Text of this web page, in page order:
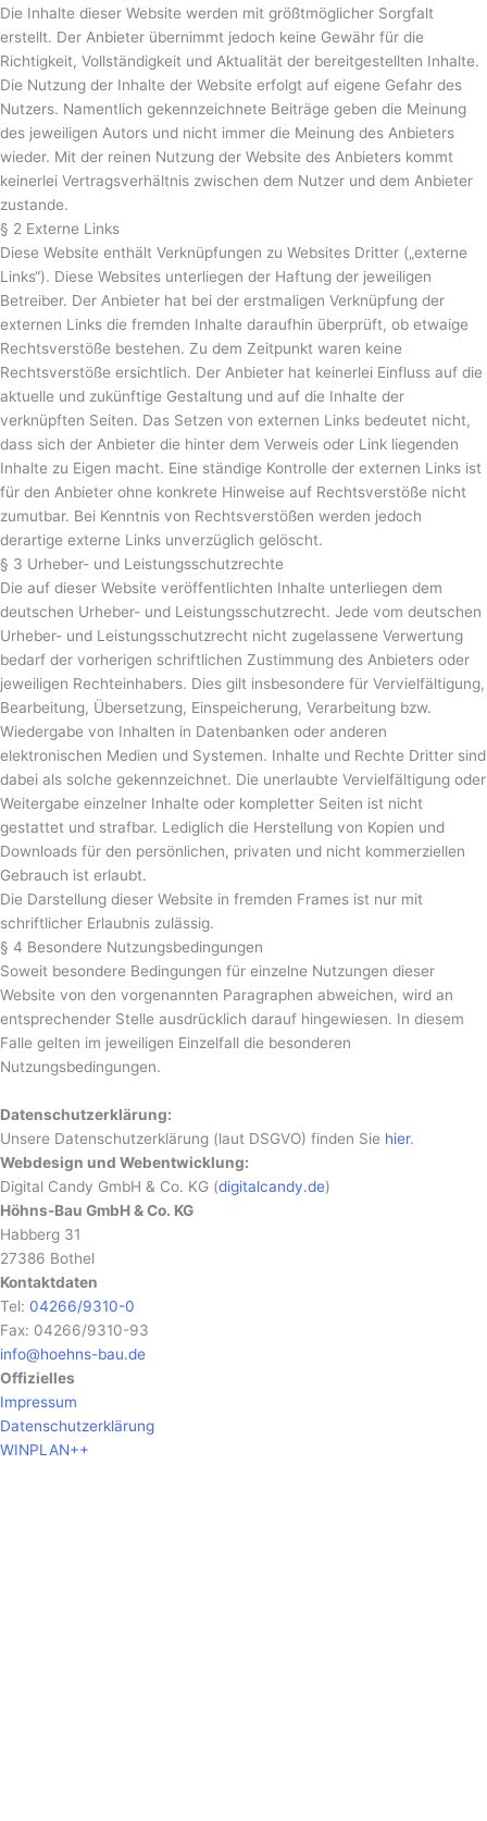
Die Inhalte dieser Website werden mit größtmöglicher Sorgfalt
erstellt. Der Anbieter übernimmt jedoch keine Gewähr für die
Richtigkeit, Vollständigkeit und Aktualität der bereitgestellten Inhalte.
Die Nutzung der Inhalte der Website erfolgt auf eigene Gefahr des
Nutzers. Namentlich gekennzeichnete Beiträge geben die Meinung
des jeweiligen Autors und nicht immer die Meinung des Anbieters
wieder. Mit der reinen Nutzung der Website des Anbieters kommt
keinerlei Vertragsverhältnis zwischen dem Nutzer und dem Anbieter
zustande.
§ 2 Externe Links
Diese Website enthält Verknüpfungen zu Websites Dritter („externe
Links“). Diese Websites unterliegen der Haftung der jeweiligen
Betreiber. Der Anbieter hat bei der erstmaligen Verknüpfung der
externen Links die fremden Inhalte daraufhin überprüft, ob etwaige
Rechtsverstöße bestehen. Zu dem Zeitpunkt waren keine
Rechtsverstöße ersichtlich. Der Anbieter hat keinerlei Einfluss auf die
aktuelle und zukünftige Gestaltung und auf die Inhalte der
verknüpften Seiten. Das Setzen von externen Links bedeutet nicht,
dass sich der Anbieter die hinter dem Verweis oder Link liegenden
Inhalte zu Eigen macht. Eine ständige Kontrolle der externen Links ist
für den Anbieter ohne konkrete Hinweise auf Rechtsverstöße nicht
zumutbar. Bei Kenntnis von Rechtsverstößen werden jedoch
derartige externe Links unverzüglich gelöscht.
§ 3 Urheber- und Leistungsschutzrechte
Die auf dieser Website veröffentlichten Inhalte unterliegen dem
deutschen Urheber- und Leistungsschutzrecht. Jede vom deutschen
Urheber- und Leistungsschutzrecht nicht zugelassene Verwertung
bedarf der vorherigen schriftlichen Zustimmung des Anbieters oder
jeweiligen Rechteinhabers. Dies gilt insbesondere für Vervielfältigung,
Bearbeitung, Übersetzung, Einspeicherung, Verarbeitung bzw.
Wiedergabe von Inhalten in Datenbanken oder anderen
elektronischen Medien und Systemen. Inhalte und Rechte Dritter sind
dabei als solche gekennzeichnet. Die unerlaubte Vervielfältigung oder
Weitergabe einzelner Inhalte oder kompletter Seiten ist nicht
gestattet und strafbar. Lediglich die Herstellung von Kopien und
Downloads für den persönlichen, privaten und nicht kommerziellen
Gebrauch ist erlaubt.
Die Darstellung dieser Website in fremden Frames ist nur mit
schriftlicher Erlaubnis zulässig.
§ 4 Besondere Nutzungsbedingungen
Soweit besondere Bedingungen für einzelne Nutzungen dieser
Website von den vorgenannten Paragraphen abweichen, wird an
entsprechender Stelle ausdrücklich darauf hingewiesen. In diesem
Falle gelten im jeweiligen Einzelfall die besonderen
Nutzungsbedingungen.
Datenschutzerklärung:
Unsere Datenschutzerklärung (laut DSGVO) finden Sie hier.
Webdesign und Webentwicklung:
Digital Candy GmbH & Co. KG (digitalcandy.de)
Höhns-Bau GmbH & Co. KG
Habberg 31
27386 Bothel
Kontaktdaten
Tel: 04266/9310-0
Fax: 04266/9310-93
info@hoehns-bau.de
Offizielles
Impressum
Datenschutzerklärung
WINPLAN++